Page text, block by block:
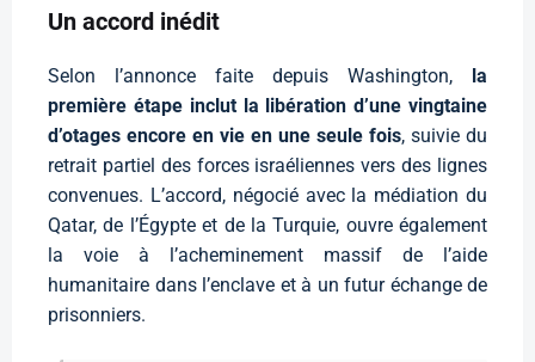
Un accord inédit
Selon l’annonce faite depuis Washington, la
première étape inclut la libération d’une vingtaine
d’otages encore en vie en une seule fois, suivie du
retrait partiel des forces israéliennes vers des lignes
convenues. L’accord, négocié avec la médiation du
Qatar, de l’Égypte et de la Turquie, ouvre également
la voie à l’acheminement massif de l’aide
humanitaire dans l’enclave et à un futur échange de
prisonniers.